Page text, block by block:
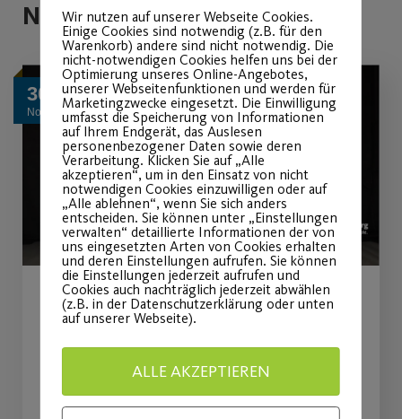
Neuigkeiten zum Tanz
30
Nov.
Tanz Challenge mit Mona
und Julia
Wir nutzen auf unserer Webseite Cookies.
Einige Cookies sind notwendig (z.B. für den
Warenkorb) andere sind nicht notwendig. Die
nicht-notwendigen Cookies helfen uns bei der
Optimierung unseres Online-Angebotes,
unserer Webseitenfunktionen und werden für
Marketingzwecke eingesetzt. Die Einwilligung
umfasst die Speicherung von Informationen
auf Ihrem Endgerät, das Auslesen
personenbezogener Daten sowie deren
Verarbeitung. Klicken Sie auf „Alle
akzeptieren“, um in den Einsatz von nicht
notwendigen Cookies einzuwilligen oder auf
„Alle ablehnen“, wenn Sie sich anders
entscheiden. Sie können unter „Einstellungen
verwalten“ detaillierte Informationen der von
uns eingesetzten Arten von Cookies erhalten
und deren Einstellungen aufrufen. Sie können
die Einstellungen jederzeit aufrufen und
Cookies auch nachträglich jederzeit abwählen
(z.B. in der Datenschutzerklärung oder unten
auf unserer Webseite).
ALLE AKZEPTIEREN